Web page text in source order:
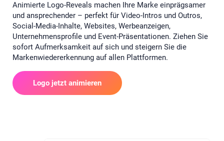
Animierte Logo-Reveals machen Ihre Marke einprägsamer
und ansprechender – perfekt für Video-Intros und Outros,
Social-Media-Inhalte, Websites, Werbeanzeigen,
Unternehmensprofile und Event-Präsentationen. Ziehen Sie
sofort Aufmerksamkeit auf sich und steigern Sie die
Markenwiedererkennung auf allen Plattformen.
Logo jetzt animieren